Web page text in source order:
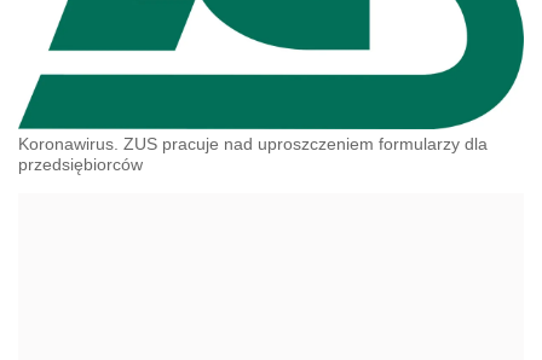
Koronawirus. ZUS pracuje nad uproszczeniem formularzy dla
przedsiębiorców